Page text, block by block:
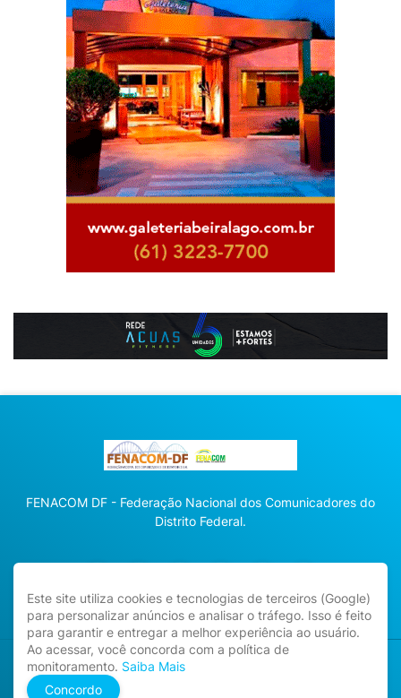
FENACOM DF - Federação Nacional dos Comunicadores do
Distrito Federal.
Direitos Reservados -
Este site utiliza cookies e tecnologias de terceiros (Google)
para personalizar anúncios e analisar o tráfego. Isso é feito
para garantir e entregar a melhor experiência ao usuário.
Ao acessar, você concorda com a política de
monitoramento. Saiba Mais
Concordo